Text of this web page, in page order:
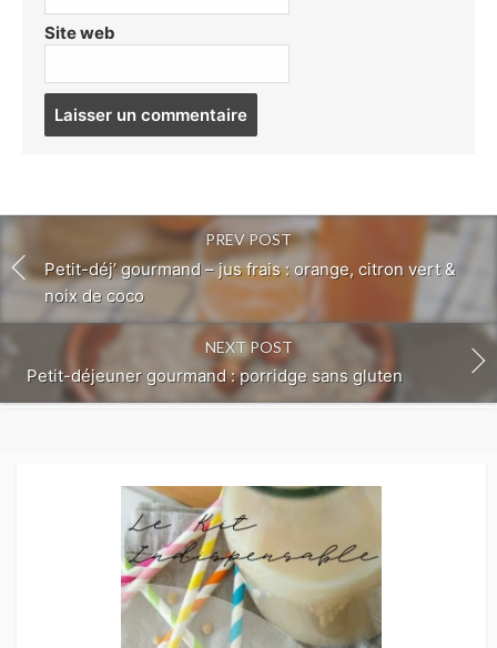
Site web
PREV POST
Petit-déj’ gourmand – jus frais : orange, citron vert &
noix de coco
NEXT POST
Petit-déjeuner gourmand : porridge sans gluten